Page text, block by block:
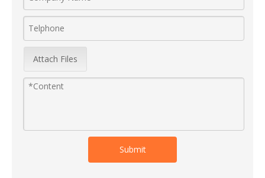
Attach Files
Submit